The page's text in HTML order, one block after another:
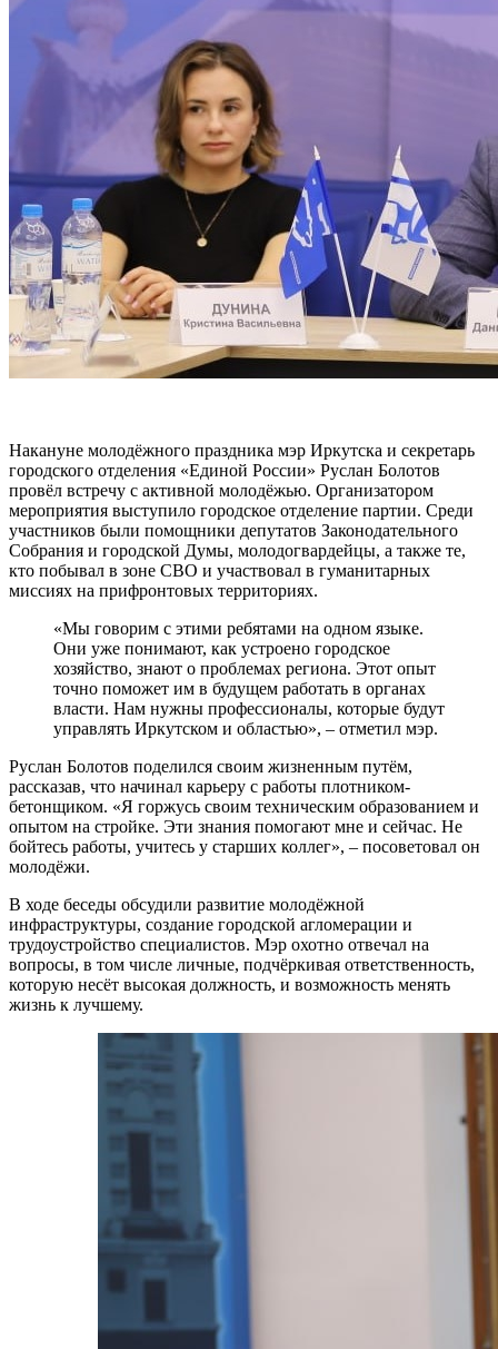
Накануне молодёжного праздника мэр Иркутска и секретарь
городского отделения «Единой России» Руслан Болотов
провёл встречу с активной молодёжью. Организатором
мероприятия выступило городское отделение партии. Среди
участников были помощники депутатов Законодательного
Собрания и городской Думы, молодогвардейцы, а также те,
кто побывал в зоне СВО и участвовал в гуманитарных
миссиях на прифронтовых территориях.
«Мы говорим с этими ребятами на одном языке.
Они уже понимают, как устроено городское
хозяйство, знают о проблемах региона. Этот опыт
точно поможет им в будущем работать в органах
власти. Нам нужны профессионалы, которые будут
управлять Иркутском и областью», – отметил мэр.
Руслан Болотов поделился своим жизненным путём,
рассказав, что начинал карьеру с работы плотником-
бетонщиком. «Я горжусь своим техническим образованием и
опытом на стройке. Эти знания помогают мне и сейчас. Не
бойтесь работы, учитесь у старших коллег», – посоветовал он
молодёжи.
В ходе беседы обсудили развитие молодёжной
инфраструктуры, создание городской агломерации и
трудоустройство специалистов. Мэр охотно отвечал на
вопросы, в том числе личные, подчёркивая ответственность,
которую несёт высокая должность, и возможность менять
жизнь к лучшему.